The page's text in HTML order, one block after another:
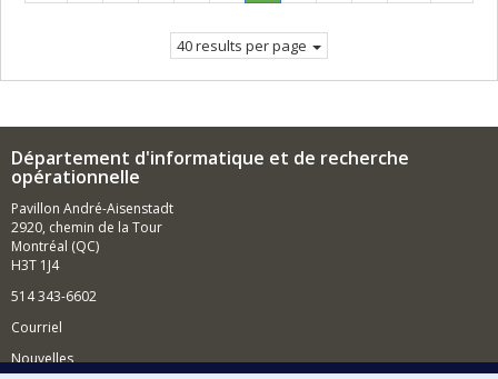
page
Current
page
40 results per page
Département d'informatique et de recherche
opérationnelle
Pavillon André-Aisenstadt
2920, chemin de la Tour
Montréal (QC)
H3T 1J4
514 343-6602
Courriel
Nouvelles